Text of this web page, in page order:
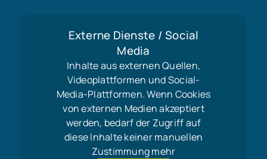
Externe Dienste / Social
Media
Inhalte aus externen Quellen,
Videoplattformen und Social-
Media-Plattformen. Wenn Cookies
von externen Medien akzeptiert
werden, bedarf der Zugriff auf
diese Inhalte keiner manuellen
Zustimmung mehr